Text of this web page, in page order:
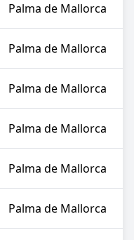
Palma de Mallorca
Palma de Mallorca
Palma de Mallorca
Palma de Mallorca
Palma de Mallorca
Palma de Mallorca